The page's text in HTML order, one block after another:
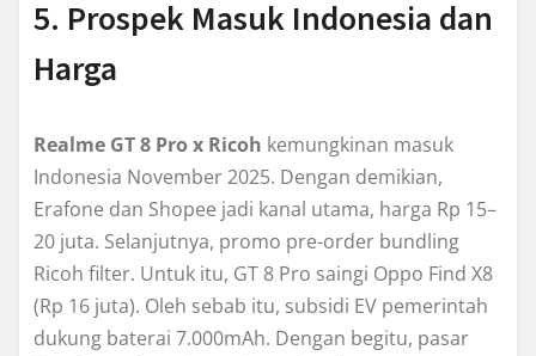
5. Prospek Masuk Indonesia dan
Harga
Realme GT 8 Pro x Ricoh kemungkinan masuk
Indonesia November 2025. Dengan demikian,
Erafone dan Shopee jadi kanal utama, harga Rp 15–
20 juta. Selanjutnya, promo pre-order bundling
Ricoh filter. Untuk itu, GT 8 Pro saingi Oppo Find X8
(Rp 16 juta). Oleh sebab itu, subsidi EV pemerintah
dukung baterai 7.000mAh. Dengan begitu, pasar